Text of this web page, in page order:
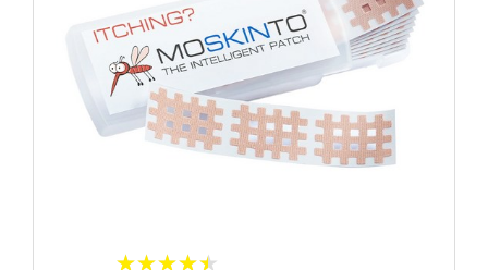
★★★★★
★★★★★